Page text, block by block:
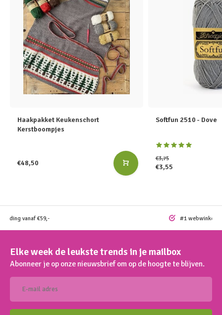
Haakpakket Keukenschort
Kerstboompjes
€48,50
Softfun 2510 - Dove
€3,75
€3,55
vanaf €59,- #1 webwinkel
Elke week de leukste trends in je mailbox
Abonneer je op onze nieuwsbrief om op de hoogte te blijven.